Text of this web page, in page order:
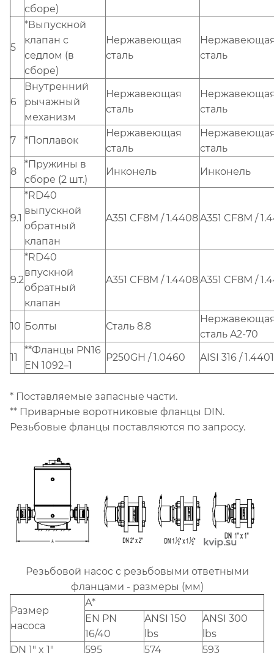
сборе)
5
*Выпускной
клапан с
седлом (в
сборе)
Нержавеющая
сталь
сталь
6
Внутренний
рычажный
механизм
Нержавеющая
сталь
сталь
7 *Поплавок
Нержавеющая
сталь
сталь
8
*Пружины в
сборе (2 шт.)
Инконель Инконель
9.1
*RD40
выпускной
обратный
клапан
A351 CF8M / 1.4408A351 CF8M /
9.2
*RD40
впускной
обратный
клапан
A351 CF8M / 1.4408A351 CF8M /
10 Болты Сталь 8.8
сталь A2-70
11
**Фланцы PN16
EN 1092–1
P250GH / 1.0460 AISI 316 / 1.4401
* Поставляемые запасные части.
** Приварные воротниковые фланцы DIN.
Резьбовые фланцы поставляются по запросу.
Резьбовой насос с резьбовыми ответными
фланцами - размеры (мм)
Размер
насоса
А*
EN PN
16/40
ANSI 150
lbs
ANSI 300
lbs
DN 1" x 1"
595 574 593